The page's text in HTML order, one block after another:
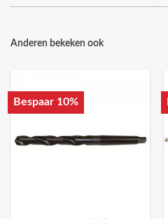
Anderen bekeken ook
Bespaar 10%